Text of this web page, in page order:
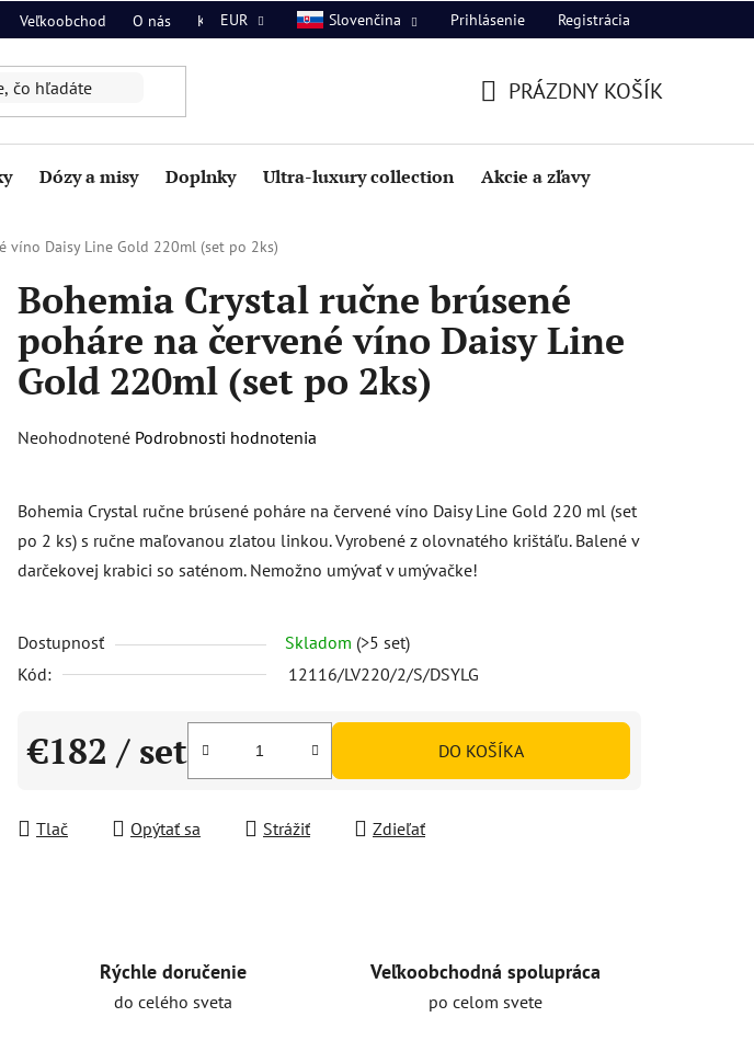
Veľkoobchod O nás Kontakt
EUR Slovenčina Prihlásenie Registrácia
KOŠÍK
PRÁZDNY KOŠÍK
Dózy a misy Doplnky Ultra-luxury collection Akcie a zľavy
víno Daisy Line Gold 220ml (set po 2ks)
Bohemia Crystal ručne brúsené
poháre na červené víno Daisy Line
Gold 220ml (set po 2ks)
Priemerné
je
0,0
z
hviezdičiek.
Neohodnotené Podrobnosti hodnotenia
Bohemia Crystal ručne brúsené poháre na červené víno Daisy Line Gold 220 ml (set
po 2 ks) s ručne maľovanou zlatou linkou. Vyrobené z olovnatého krištáľu. Balené v
darčekovej krabici so saténom. Nemožno umývať v umývačke!
Dostupnosť Skladom (>5 set)
Kód:
12116/LV220/2/S/DSYLG
€182 / set DO KOŠÍKA
Tlač Opýtať sa Strážiť Zdieľať
Rýchle doručenie
do celého sveta
Veľkoobchodná spolupráca
po celom svete